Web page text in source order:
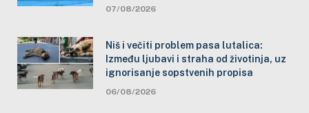
07/08/2026
Niš i večiti problem pasa lutalica:
Između ljubavi i straha od životinja, uz
ignorisanje sopstvenih propisa
06/08/2026